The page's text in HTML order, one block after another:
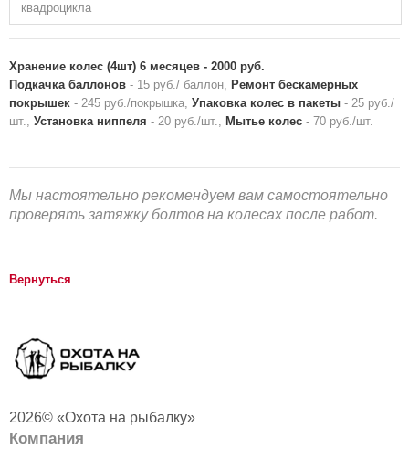
квадроцикла
Хранение колес (4шт) 6 месяцев - 2000 руб.
Подкачка баллонов - 15 руб./ баллон, Ремонт бескамерных
покрышек - 245 руб./покрышка, Упаковка колес в пакеты - 25 руб./
шт., Установка ниппеля - 20 руб./шт., Мытье колес - 70 руб./шт.
Мы настоятельно рекомендуем вам самостоятельно
проверять затяжку болтов на колесах после работ.
Вернуться
2026© «Охота на рыбалку»
Компания